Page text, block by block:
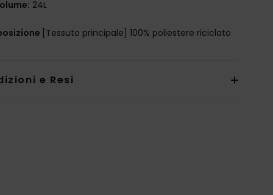
24L
[Tessuto principale] 100% poliestere riciclato
e Resi